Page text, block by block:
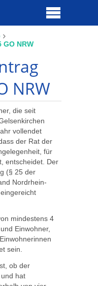
NRW
NRW
die seit
vollendet
der Rat der
für
entscheidet. Der
(§ 25 der
Nordrhein-
mindestens 4
Einwohner,
sein.
ob der
hat